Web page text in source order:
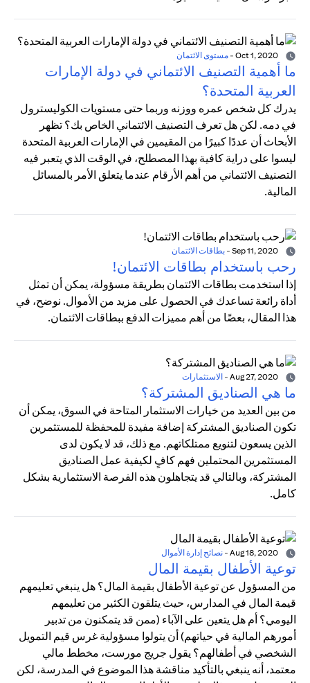
- مستوى الائتمان
ما أهمية التصنيف الائتماني في دولة الإمارات
العربية المتحدة؟
يدرك كل شخص عمره ووزنه وربما حتى مستويات الكوليسترول
في دمه. لكن هل تعرف التصنيف الائتماني الخاص بك؟ تظهر
الأبحاث أن عددًا كبيرًا من المقيمين في الإمارات العربية المتحدة
ليسوا على دراية كافية بهذا المصطلح، في الوقت الذي يتعبر فيه
التصنيف الائتماني من أهم الأرقام عندما يتعلق الأمر بالمسائل
المالية.
- بطاقات الائتمان
رحب باستخدام بطاقات الائتمان!
إذا استخدمت بطاقات الائتمان بطريقة مسؤولة، يمكن أن تمثل
أداة رائعة تساعدك في الحصول على مزيد من الأموال. نوضح، في
هذا المقال، بعضًا من أهم مميزات الدفع ببطاقات الائتمان.
- الاستثمارات
ما هي الصناديق المشتركة؟
من بين العديد من خيارات الاستثمار المتاحة في السوق، يمكن أن
تكون الصناديق المشتركة إضافة مفيدة للمحفظة للمستثمرين
الذين يسعون لتنويع ممتلكاتهم. مع ذلك، قد لا يكون لدى
المستثمرين المحتملين فهم كافٍ لكيفية عمل الصناديق
المشتركة، وبالتالي قد يتجاهلون هذه الفرصة الاستثمارية بشكل
كامل.
- نصائح إدارة الأموال
توعية الأطفال بقيمة المال
من المسؤول عن توعية الأطفال بقيمة المال؟ هل ينبغي تعليمهم
قيمة المال في المدارس، حيث يتلقون الكثير من تعليمهم
اليومي؟ أم هل يتعين على الآباء (ممن قد يتمكنون من تدبير
أمورهم المالية في حياتهم) أن يتولوا مسؤولية غرس قيم التمويل
الشخصي في أطفالهم؟ يقول جريج مورست، مخطط مالي
معتمد، أنه ينبغي بالتأكيد مناقشة هذا الموضوع في المدرسة، لكن